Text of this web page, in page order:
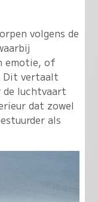
volgens de
emotie, of
Dit vertaalt
de luchtvaart
dat zowel
als